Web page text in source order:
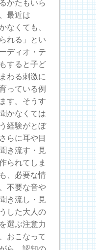
かたもいら
最近は
なくても、
れる」とい
ディオ・テ
すると子ど
わる刺激に
っている例
す。そうす
かなくては
経験がとぼ
らに耳や目
き流す・見
られてしま
、必要な情
不要な音や
き流し・見
した大人の
選ぶ注意力
おこなって